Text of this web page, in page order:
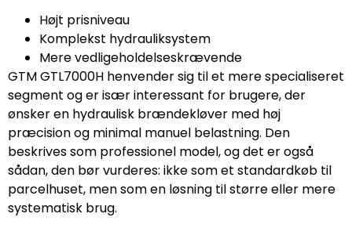
Højt prisniveau
Komplekst hydrauliksystem
Mere vedligeholdelseskrævende
GTM GTL7000H henvender sig til et mere specialiseret
segment og er især interessant for brugere, der
ønsker en hydraulisk brændekløver med høj
præcision og minimal manuel belastning. Den
beskrives som professionel model, og det er også
sådan, den bør vurderes: ikke som et standardkøb til
parcelhuset, men som en løsning til større eller mere
systematisk brug.